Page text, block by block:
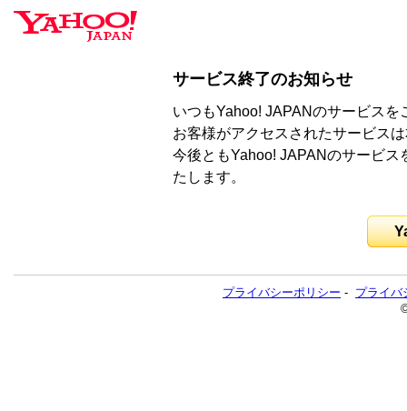
サービス終了のお知らせ
いつもYahoo! JAPANのサービス
お客様がアクセスされたサービス
今後ともYahoo! JAPANのサービ
たします。
プライバシーポリシー - プライバ